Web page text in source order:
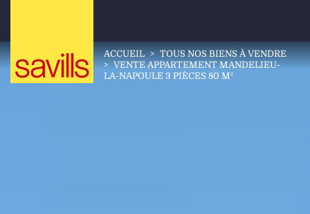
ACCUEIL > TOUS NOS BIENS À VENDRE
> VENTE APPARTEMENT MANDELIEU-
LA-NAPOULE 3 PIÈCES 80 M²